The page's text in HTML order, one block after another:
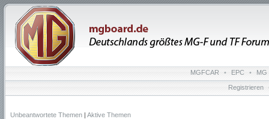
MGFCAR • EPC • MG
Registrieren
Unbeantwortete Themen | Aktive Themen